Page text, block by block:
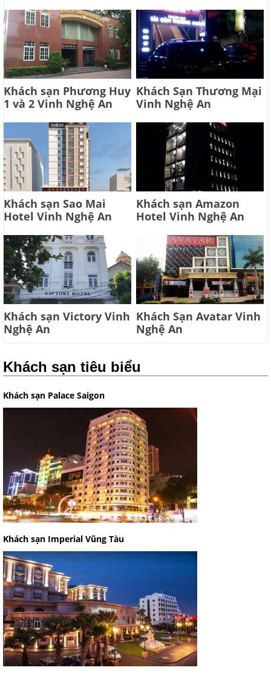
Khách sạn Phương Huy
1 và 2 Vinh Nghệ An
Khách Sạn Thương Mại
Vinh Nghệ An
Khách sạn Sao Mai
Hotel Vinh Nghệ An
Khách sạn Amazon
Hotel Vinh Nghệ An
Khách sạn Victory Vinh
Nghệ An
Khách Sạn Avatar Vinh
Nghệ An
Khách sạn tiêu biểu
Khách sạn Palace Saigon
Khách sạn Imperial Vũng Tàu